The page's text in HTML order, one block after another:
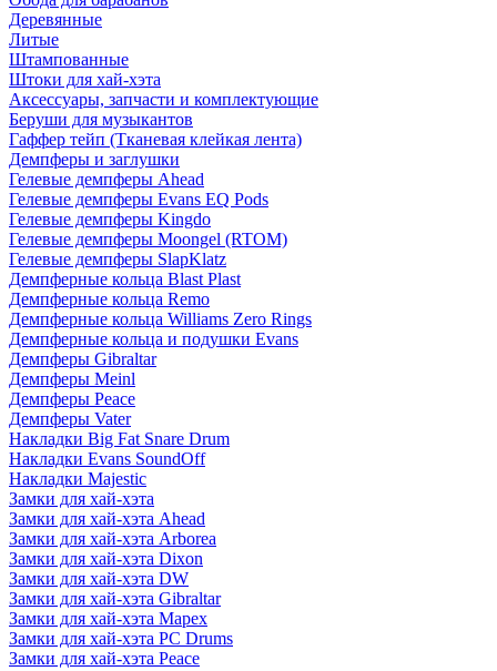
Деревянные
Литые
Штампованные
Штоки для хай-хэта
Аксессуары, запчасти и комплектующие
Беруши для музыкантов
Гаффер тейп (Тканевая клейкая лента)
Демпферы и заглушки
Гелевые демпферы Ahead
Гелевые демпферы Evans EQ Pods
Гелевые демпферы Kingdo
Гелевые демпферы Moongel (RTOM)
Гелевые демпферы SlapKlatz
Демпферные кольца Blast Plast
Демпферные кольца Remo
Демпферные кольца Williams Zero Rings
Демпферные кольца и подушки Evans
Демпферы Gibraltar
Демпферы Meinl
Демпферы Peace
Демпферы Vater
Накладки Big Fat Snare Drum
Накладки Evans SoundOff
Накладки Majestic
Замки для хай-хэта
Замки для хай-хэта Ahead
Замки для хай-хэта Arborea
Замки для хай-хэта Dixon
Замки для хай-хэта DW
Замки для хай-хэта Gibraltar
Замки для хай-хэта Mapex
Замки для хай-хэта PC Drums
Замки для хай-хэта Peace